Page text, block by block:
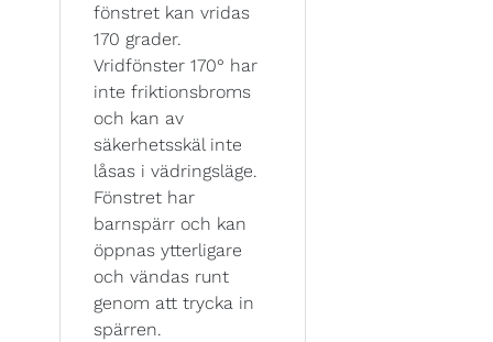
fönstret kan vridas
170 grader.
Vridfönster 170° har
inte friktionsbroms
och kan av
säkerhetsskäl inte
låsas i vädringsläge.
Fönstret har
barnspärr och kan
öppnas ytterligare
och vändas runt
genom att trycka in
spärren.